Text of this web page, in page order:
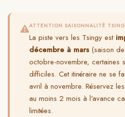
ATTENTION SAISONNALITÉ
La piste vers les Tsingy est
décembre à mars(saison
octobre-novembre, certaines
difficiles. Cet itinéraire ne se
avril à novembre. Réservez
au moins 2 mois à l'avance
limitées.